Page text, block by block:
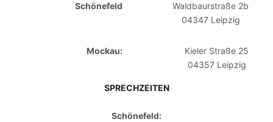
Schönefeld
Waldbaurstraße 2b
04347 Leipzig
Mockau:
Kieler Straße 25
04357 Leipzig
SPRECHZEITEN
Schönefeld: